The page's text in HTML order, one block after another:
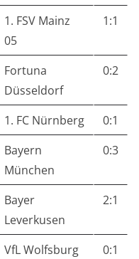
1. FSV Mainz
05
1:1
Fortuna
Düsseldorf
0:2
1. FC Nürnberg
0:1
Bayern
München
0:3
Bayer
Leverkusen
2:1
VfL Wolfsburg
0:1